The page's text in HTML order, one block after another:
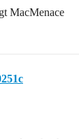
MacMenace